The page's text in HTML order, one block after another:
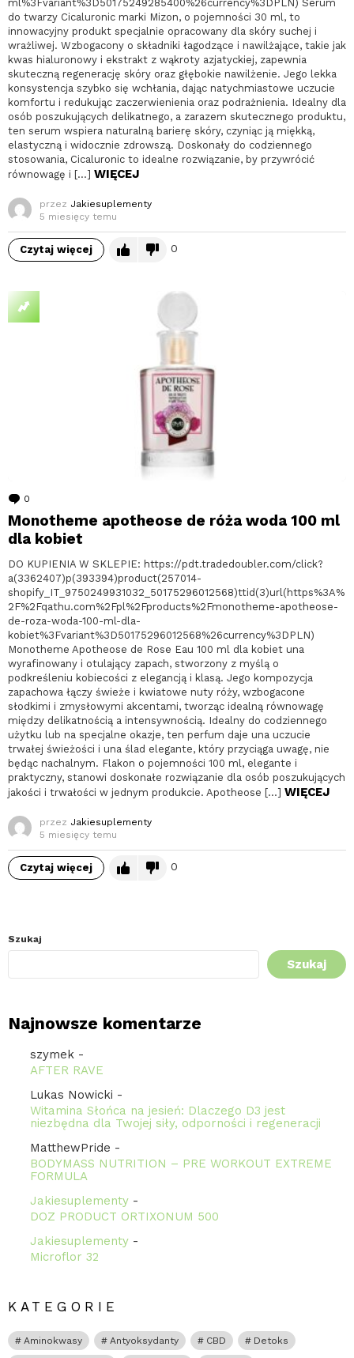
ml%3Fvariant%3D50175249285400%26currency%3DPLN) Serum
do twarzy Cicaluronic marki Mizon, o pojemności 30 ml, to
innowacyjny produkt specjalnie opracowany dla skóry suchej i
wrażliwej. Wzbogacony o składniki łagodzące i nawilżające, takie jak
kwas hialuronowy i ekstrakt z wąkroty azjatyckiej, zapewnia
skuteczną regenerację skóry oraz głębokie nawilżenie. Jego lekka
konsystencja szybko się wchłania, dając natychmiastowe uczucie
komfortu i redukując zaczerwienienia oraz podrażnienia. Idealny dla
osób poszukujących delikatnego, a zarazem skutecznego produktu,
ten serum wspiera naturalną barierę skóry, czyniąc ją miękką,
elastyczną i widocznie zdrowszą. Doskonały do codziennego
stosowania, Cicaluronic to idealne rozwiązanie, by przywrócić
równowagę i […] WIĘCEJ
przez Jakiesuplementy
5 miesięcy temu
Czytaj więcej 0
0
Monotheme apotheose de róża woda 100 ml
dla kobiet
DO KUPIENIA W SKLEPIE: https://pdt.tradedoubler.com/click?
a(3362407)p(393394)product(257014-
shopify_IT_9750249931032_50175296012568)ttid(3)url(https%3A%
2F%2Fqathu.com%2Fpl%2Fproducts%2Fmonotheme-apotheose-
de-roza-woda-100-ml-dla-
kobiet%3Fvariant%3D50175296012568%26currency%3DPLN)
Monotheme Apotheose de Rose Eau 100 ml dla kobiet una
wyrafinowany i otulający zapach, stworzony z myślą o
podkreśleniu kobiecości z elegancją i klasą. Jego kompozycja
zapachowa łączy świeże i kwiatowe nuty róży, wzbogacone
słodkimi i zmysłowymi akcentami, tworząc idealną równowagę
między delikatnością a intensywnością. Idealny do codziennego
użytku lub na specjalne okazje, ten perfum daje una uczucie
trwałej świeżości i una ślad elegante, który przyciąga uwagę, nie
będąc nachalnym. Flakon o pojemności 100 ml, elegante i
praktyczny, stanowi doskonałe rozwiązanie dla osób poszukujących
jakości i trwałości w jednym produkcie. Apotheose […] WIĘCEJ
przez Jakiesuplementy
5 miesięcy temu
Czytaj więcej 0
Szukaj
Szukaj
Najnowsze komentarze
szymek -
AFTER RAVE
Lukas Nowicki -
Witamina Słońca na jesień: Dlaczego D3 jest
niezbędna dla Twojej siły, odporności i regeneracji
MatthewPride -
BODYMASS NUTRITION – PRE WORKOUT EXTREME
FORMULA
Jakiesuplementy -
DOZ PRODUCT ORTIXONUM 500
Jakiesuplementy -
Microflor 32
KATEGORIE
Aminokwasy Antyoksydanty CBD Detoks